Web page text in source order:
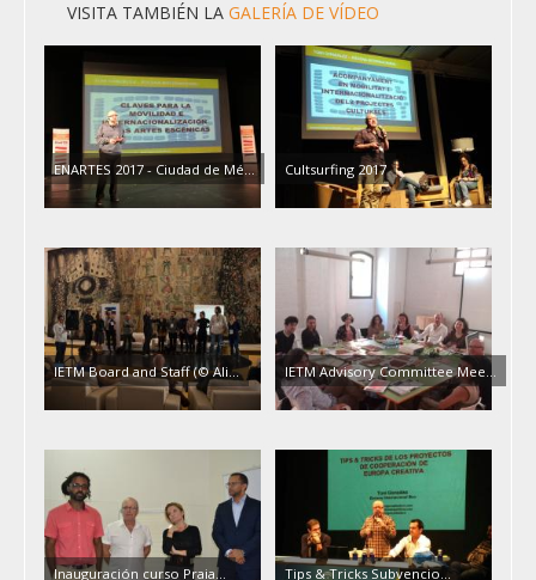
VISITA TAMBIÉN LA GALERÍA DE VÍDEO
ENARTES 2017 - Ciudad de Mé… Cultsurfing 2017
IETM Board and Staff (© Ali… IETM Advisory Committee Mee…
Inauguración curso Praia… Tips & Tricks Subvencio…